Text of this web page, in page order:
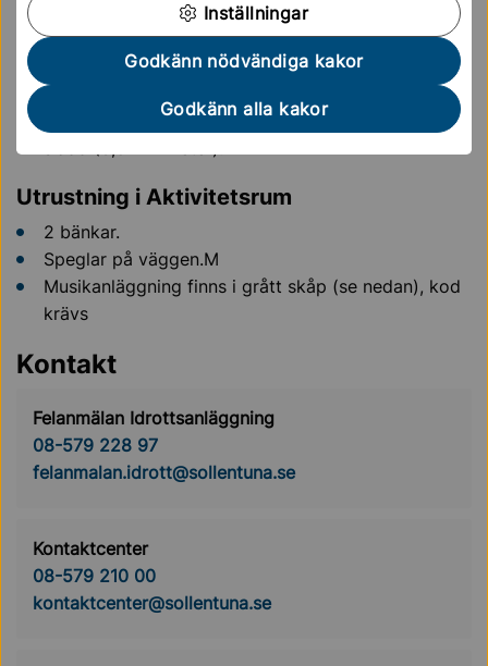
Inställningar
Godkänn nödvändiga kakor
Godkänn alla kakor
2 långa tunna mattor.
8 satsbrädor.
4 trampetter.
Musikanläggning finns, kräver egen medtagen
Utrustning i Aktivitetsrum
2 bänkar.
Speglar på väggen.M
Musikanläggning finns i grått skåp (se nedan), kod
krävs
Kontakt
Felanmälan Idrottsanläggning
08-579 228 97
felanmalan.idrott@sollentuna.se
Kontaktcenter
08-579 210 00
kontaktcenter@sollentuna.se